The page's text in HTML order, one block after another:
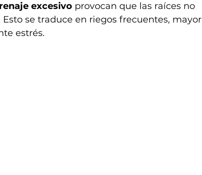
excesivo provocan que las raíces no
se traduce en riegos frecuentes, mayor
estrés.